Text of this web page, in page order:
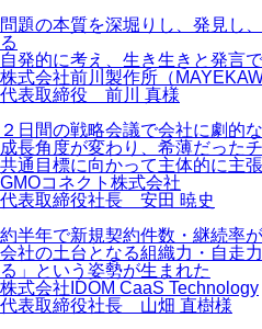
問題の本質を深堀りし、発見し
る
自発的に考え、生き生きと発言
株式会社前川製作所（
代表取締役 前川 真様
２日間の戦略会議で会社に劇的
成長角度が変わり、希薄だった
共通目標に向かって主体的に主
GMOコネクト株式会社
代表取締役社長 安田 暁史
約半年で新規契約件数・継続率
会社の土台となる組織力・自走
る」という姿勢が生まれた
株式会社IDOM CaaS Technology
代表取締役社長 山畑 直樹様